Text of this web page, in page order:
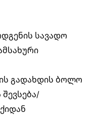
სავადო
გადახდის ბოლო